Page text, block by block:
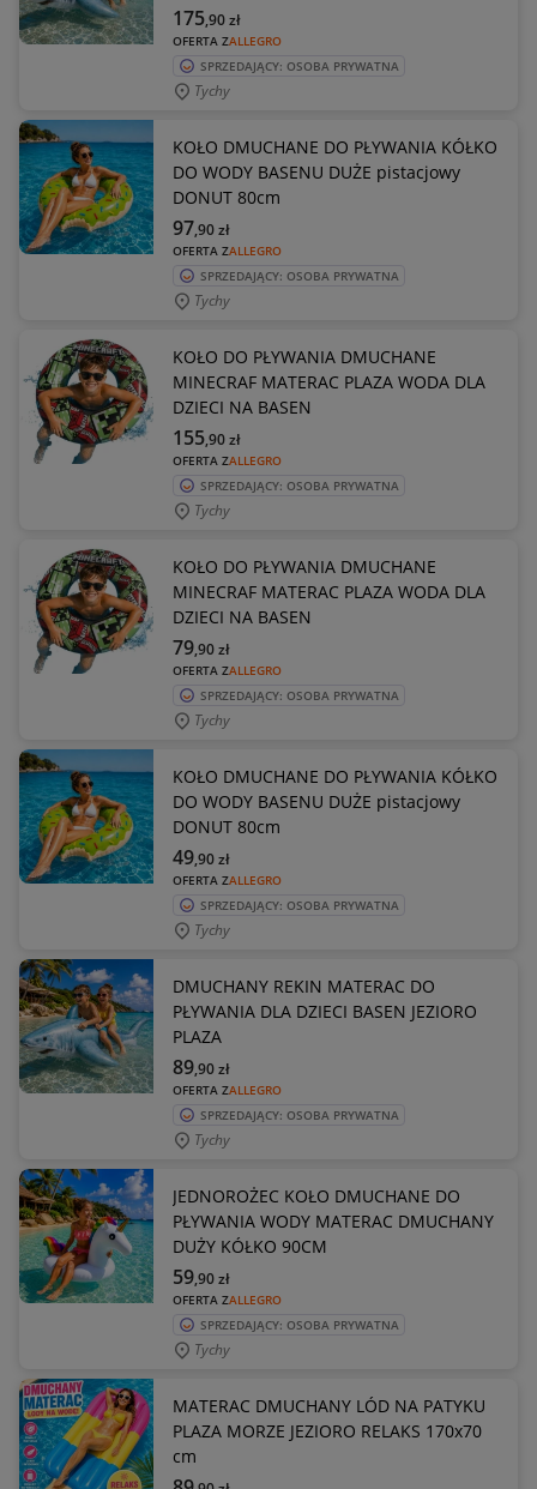
OFERTA ZALLEGRO
175,90zł
SPRZEDAJĄCY: OSOBA PRYWATNA
Tychy
KOŁO DMUCHANE DO PŁYWANIA KÓŁKO
DO WODY BASENU DUŻE pistacjowy
DONUT 80cm
OFERTA ZALLEGRO
97,90zł
SPRZEDAJĄCY: OSOBA PRYWATNA
Tychy
KOŁO DO PŁYWANIA DMUCHANE
MINECRAF MATERAC PLAZA WODA DLA
DZIECI NA BASEN
OFERTA ZALLEGRO
155,90zł
SPRZEDAJĄCY: OSOBA PRYWATNA
Tychy
KOŁO DO PŁYWANIA DMUCHANE
MINECRAF MATERAC PLAZA WODA DLA
DZIECI NA BASEN
OFERTA ZALLEGRO
79,90zł
SPRZEDAJĄCY: OSOBA PRYWATNA
Tychy
KOŁO DMUCHANE DO PŁYWANIA KÓŁKO
DO WODY BASENU DUŻE pistacjowy
DONUT 80cm
OFERTA ZALLEGRO
49,90zł
SPRZEDAJĄCY: OSOBA PRYWATNA
Tychy
DMUCHANY REKIN MATERAC DO
PŁYWANIA DLA DZIECI BASEN JEZIORO
PLAZA
OFERTA ZALLEGRO
89,90zł
SPRZEDAJĄCY: OSOBA PRYWATNA
Tychy
JEDNOROŻEC KOŁO DMUCHANE DO
PŁYWANIA WODY MATERAC DMUCHANY
DUŻY KÓŁKO 90CM
OFERTA ZALLEGRO
59,90zł
SPRZEDAJĄCY: OSOBA PRYWATNA
Tychy
MATERAC DMUCHANY LÓD NA PATYKU
PLAZA MORZE JEZIORO RELAKS 170x70
cm